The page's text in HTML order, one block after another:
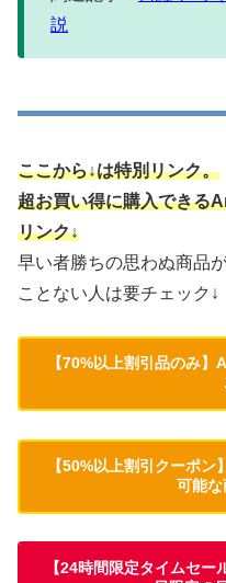
説
ここから↓は特別リンク。
超お買い得に購入できる
リンク↓
早い者勝ちの思わぬ商品
ことない人は要チェック↓
【70%以上割引品のみ
【50%以上割引クーポ
可能な
【24時間限定タイムセ